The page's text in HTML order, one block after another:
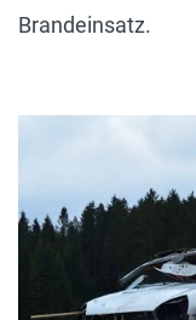
Brandeinsatz.